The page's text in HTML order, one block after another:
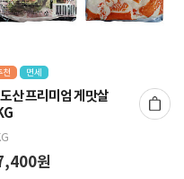
천 면세
산 프리미엄 게맛살
원